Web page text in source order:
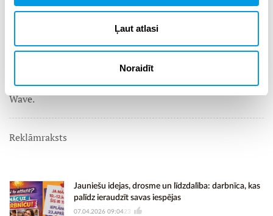
Ļaut atlasi
Noraidīt
nacionālais debašu turnīrs 8.-12. klašu skolēniem un
veidoti mācību materiāli skolotājiem.
Vairāk par projektuŠEIT.
Izaicinājumu atbalsta Emisijas kvotu izsolīšanas
instruments (EKII), uzņēmumi Connecto un Atlass Next
Wave.
Reklāmraksts
Jauniešu idejas, drosme un līdzdalība: darbnīca, kas
palīdz ieraudzīt savas iespējas
07.04.2026 09:0423